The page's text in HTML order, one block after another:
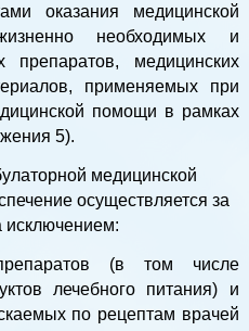
оказания медицинской
необходимых и
препаратов, медицинских
применяемых при
помощи в рамках
5).
медицинской
осуществляется за
исключением:
(в том числе
лечебного питания) и
по рецептам врачей